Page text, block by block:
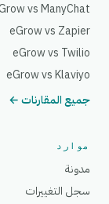
vs ManyChat
eGrow vs Zapier
eGrow vs Twilio
eGrow vs Klaviyo
جميع المقارنات ←
موارد
مدونة
سجل التغييرات